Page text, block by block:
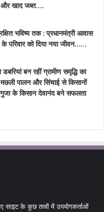
और खाद जब्त….
भविष्य तक : प्रधानमंत्री आवास
परिवार को दिया नया जीवन……
बन रहीं ग्रामीण समृद्धि का
पालन और सिंचाई से किसानों
के किसान देवानंद बने सफलता
साइट के कुछ तत्वों में उपयोगकर्ताओं